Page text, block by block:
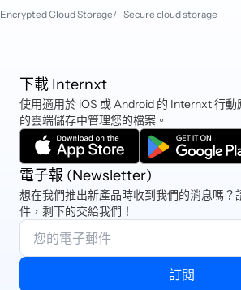
序。
Encrypted Cloud Storage/ Secure cloud storage
下載 Internxt
使用適用於 iOS 或 Android 的 Internxt 行
的雲端儲存中管理您的檔案。
電子報 (Newsletter)
想在我們推出新產品時收到我們的消息嗎？
件，剩下的交給我們！
訂閱